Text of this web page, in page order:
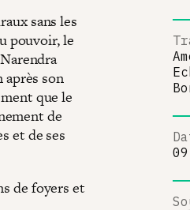
sans les
pouvoir, le
après son
que le
de
et de ses
de foyers et